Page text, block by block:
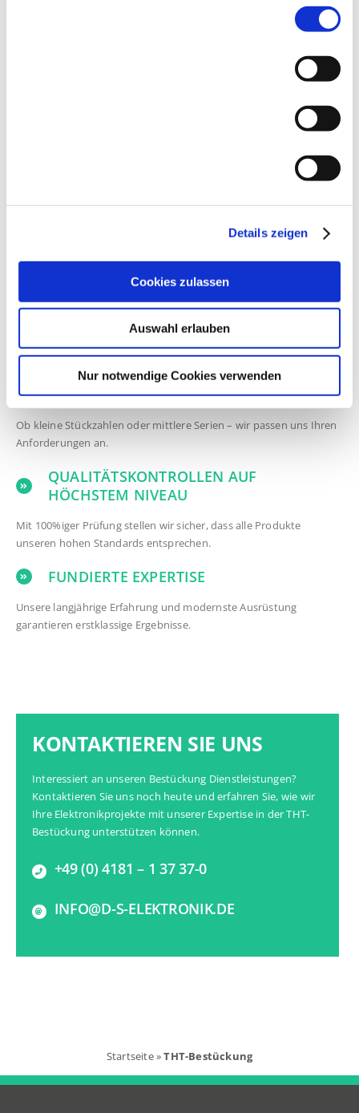
Details zeigen
Cookies zulassen
Auswahl erlauben
Nur notwendige Cookies verwenden
Die feste Verankerung der Bauteile sorgt für stabile elektrische
THT-Verbindungen sind leichter visuell zu inspizieren und zu
Als erfahrener Partner in der THT Bestückung bieten wir Ihnen
maßgeschneiderte Lösungen:
PROTOTYPENFERTIGUNG MIT PRÄZISION
Setzen Sie Ihre Ideen mit höchster Genauigkeit und Schnelligkeit
um.
FLEXIBILITÄT IN DER PRODUKTION
Ob kleine Stückzahlen oder mittlere Serien – wir passen uns Ihren
Anforderungen an.
QUALITÄTSKONTROLLEN AUF
HÖCHSTEM NIVEAU
Mit 100%iger Prüfung stellen wir sicher, dass alle Produkte
unseren hohen Standards entsprechen.
FUNDIERTE EXPERTISE
Unsere langjährige Erfahrung und modernste Ausrüstung
garantieren erstklassige Ergebnisse.
KONTAKTIEREN SIE UNS
Interessiert an unseren Bestückung Dienstleistungen?
Kontaktieren Sie uns noch heute und erfahren Sie, wie wir
Ihre Elektronikprojekte mit unserer Expertise in der THT-
Bestückung unterstützen können.
+49 (0) 4181 – 1 37 37-0
INFO@D-S-ELEKTRONIK.DE
Startseite»THT-Bestückung